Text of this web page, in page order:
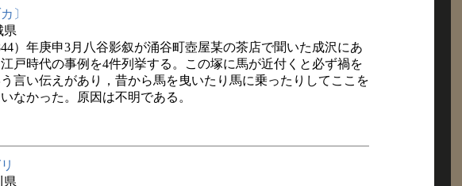
〕
県
）年庚申3月八谷影叙が涌谷町壺屋某の茶店で聞いた成沢にあ
戸時代の事例を4件列挙する。この塚に馬が近付くと必ず禍を
言い伝えがあり，昔から馬を曳いたり馬に乗ったりしてここを
なかった。原因は不明である。
県